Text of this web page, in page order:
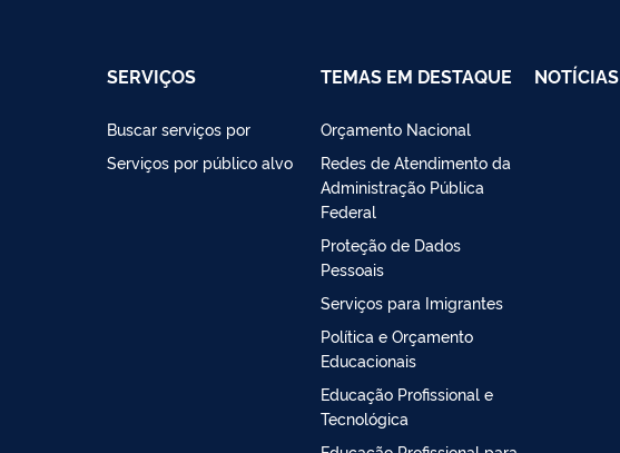
SERVIÇOS
Buscar serviços por
Serviços por público alvo
TEMAS EM DESTAQUE
Orçamento Nacional
Redes de Atendimento da
Administração Pública
Federal
Proteção de Dados
Pessoais
Serviços para Imigrantes
Política e Orçamento
Educacionais
Educação Profissional e
Tecnológica
NOTÍCIAS